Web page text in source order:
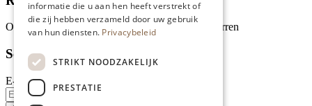
Onze klanten waarderen ons met 4.9 van de 5 sterren
Schrijf je in voor onze nieuwsbrief
E-mailadres
informatie die u aan hen heeft verstrekt of
die zij hebben verzameld door uw gebruik
van hun diensten. Privacybeleid
STRIKT NOODZAKELIJK
PRESTATIE